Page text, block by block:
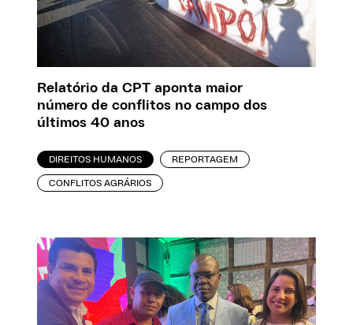
Relatório da CPT aponta maior
número de conflitos no campo dos
últimos 40 anos
DIREITOS HUMANOS REPORTAGEM
CONFLITOS AGRÁRIOS